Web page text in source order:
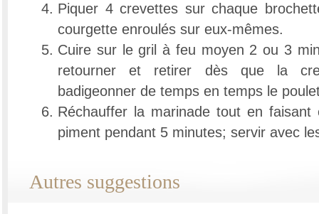
Piquer 4 crevettes sur chaque
courgette enroulés sur eux-mêmes.
Cuire sur le gril à feu moyen 2 ou 3
retourner et retirer dès que la
badigeonner de temps en temps le
Réchauffer la marinade tout en faisant
piment pendant 5 minutes; servir avec
Autres suggestions